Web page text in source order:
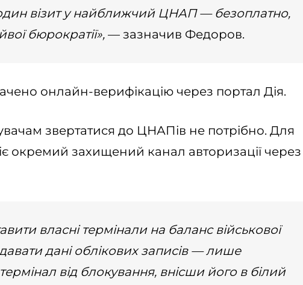
візит у найближчий ЦНАП — безоплатно,
бюрократії», — зазначив Федоров.
онлайн-верифікацію через портал Дія.
звертатися до ЦНАПів не потрібно. Для
окремий захищений канал авторизації через
власні термінали на баланс військової
дані облікових записів — лише
від блокування, внісши його в білий